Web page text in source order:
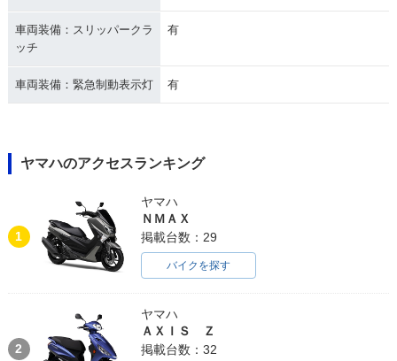
車両装備：スリッパークラ
ッチ
有
車両装備：緊急制動表示灯 有
ヤマハのアクセスランキング
1
ヤマハ
ＮＭＡＸ
掲載台数：29
バイクを探す
2
ヤマハ
ＡＸＩＳ Ｚ
掲載台数：32